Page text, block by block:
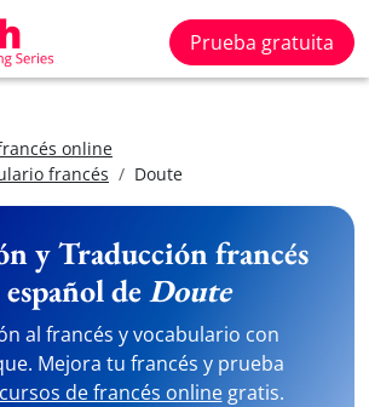
Prueba gratuita
online
francés
Doute
y Traducción francés
deDoute
al francés y vocabulario con
Mejora tu francés y prueba
cursos de francés onlinegratis.